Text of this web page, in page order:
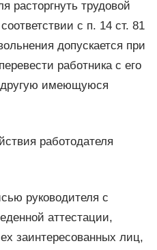
расторгнуть трудовой
с п. 14 ст. 81
допускается при
работника с его
другую имеющуюся
работодателя
руководителя с
аттестации,
заинтересованных лиц,